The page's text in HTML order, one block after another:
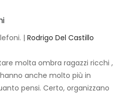
| Rodrigo Del Castillo
molta ombra ragazzi ricchi ,
anche molto più in
pensi. Certo, organizzano